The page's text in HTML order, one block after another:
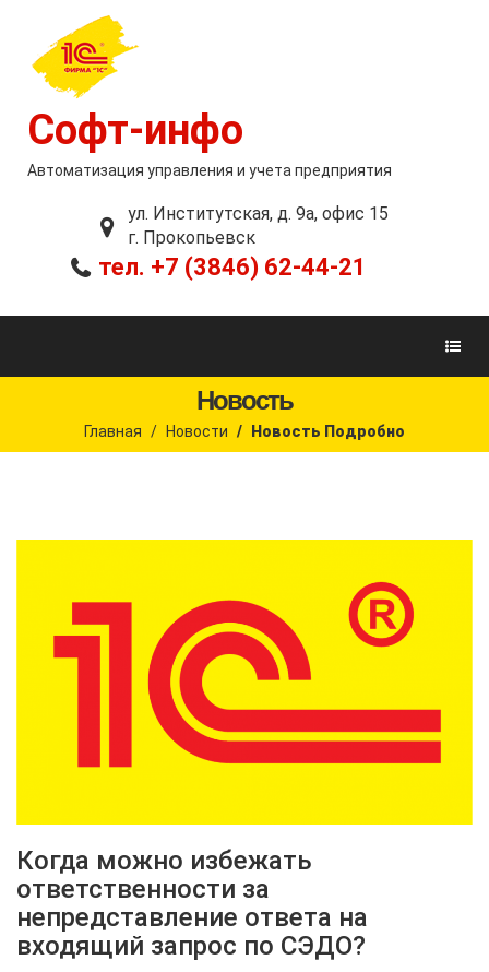
Софт-инфо
Автоматизация управления и учета предприятия
ул. Институтская, д. 9а, офис 15
г. Прокопьевск
тел. +7 (3846) 62-44-21
Новость
Главная Новости Новость Подробно
Когда можно избежать
ответственности за
непредставление ответа на
входящий запрос по СЭДО?